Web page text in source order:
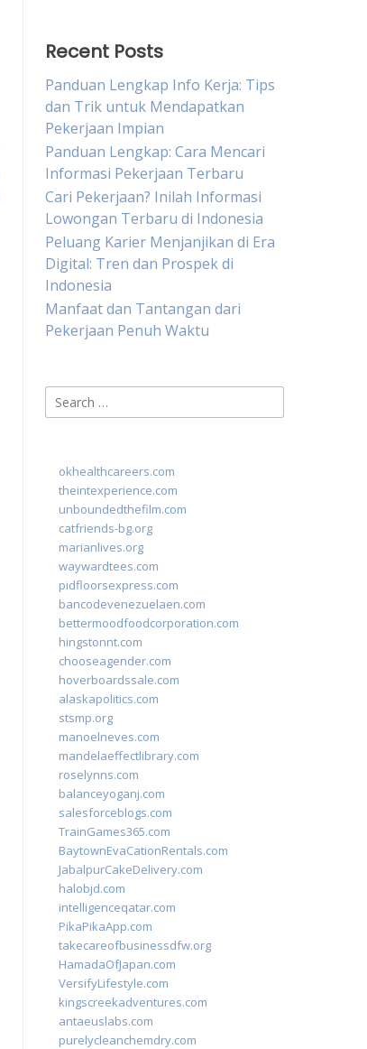
Recent Posts
Panduan Lengkap Info Kerja: Tips
dan Trik untuk Mendapatkan
Pekerjaan Impian
Panduan Lengkap: Cara Mencari
Informasi Pekerjaan Terbaru
Cari Pekerjaan? Inilah Informasi
Lowongan Terbaru di Indonesia
Peluang Karier Menjanjikan di Era
Digital: Tren dan Prospek di
Indonesia
Manfaat dan Tantangan dari
Pekerjaan Penuh Waktu
Search
for:
okhealthcareers.com
theintexperience.com
unboundedthefilm.com
catfriends-bg.org
marianlives.org
waywardtees.com
pidfloorsexpress.com
bancodevenezuelaen.com
bettermoodfoodcorporation.com
hingstonnt.com
chooseagender.com
hoverboardssale.com
alaskapolitics.com
stsmp.org
manoelneves.com
mandelaeffectlibrary.com
roselynns.com
balanceyoganj.com
salesforceblogs.com
TrainGames365.com
BaytownEvaCationRentals.com
JabalpurCakeDelivery.com
halobjd.com
intelligenceqatar.com
PikaPikaApp.com
takecareofbusinessdfw.org
HamadaOfJapan.com
VersifyLifestyle.com
kingscreekadventures.com
antaeuslabs.com
purelycleanchemdry.com